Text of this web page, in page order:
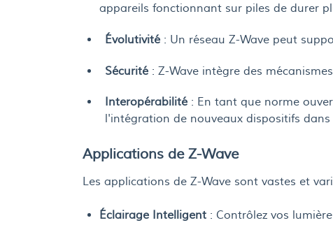
appareils fonctionnant sur piles de durer
Évolutivité : Un réseau Z-Wave peut
Sécurité : Z-Wave intègre des
Interopérabilité : En tant que norme
l'intégration de nouveaux dispositifs
Applications de Z-Wave
Les applications de Z-Wave sont vastes et
Éclairage Intelligent : Contrôlez vos